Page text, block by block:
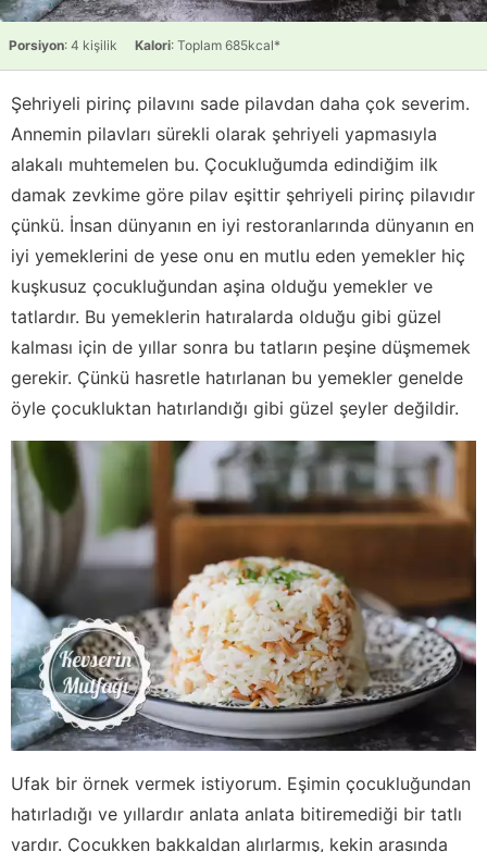
Porsiyon: 4 kişilik Kalori: Toplam 685kcal*
Şehriyeli pirinç pilavını sade pilavdan daha çok severim.
Annemin pilavları sürekli olarak şehriyeli yapmasıyla
alakalı muhtemelen bu. Çocukluğumda edindiğim ilk
damak zevkime göre pilav eşittir şehriyeli pirinç pilavıdır
çünkü. İnsan dünyanın en iyi restoranlarında dünyanın en
iyi yemeklerini de yese onu en mutlu eden yemekler hiç
kuşkusuz çocukluğundan aşina olduğu yemekler ve
tatlardır. Bu yemeklerin hatıralarda olduğu gibi güzel
kalması için de yıllar sonra bu tatların peşine düşmemek
gerekir. Çünkü hasretle hatırlanan bu yemekler genelde
öyle çocukluktan hatırlandığı gibi güzel şeyler değildir.
Ufak bir örnek vermek istiyorum. Eşimin çocukluğundan
hatırladığı ve yıllardır anlata anlata bitiremediği bir tatlı
vardır. Çocukken bakkaldan alırlarmış, kekin arasında